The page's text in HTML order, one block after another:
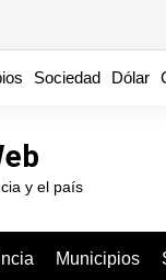
Sociedad Dólar
y el país
Municipios